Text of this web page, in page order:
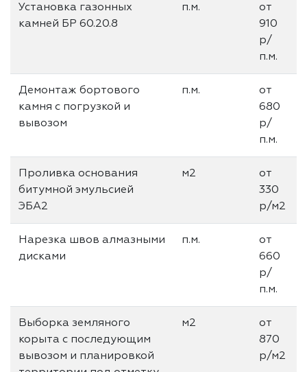
Установка газонных
камней БР 60.20.8
п.м.
от
910
р/
п.м.
Демонтаж бортового
камня с погрузкой и
вывозом
п.м.
от
680
р/
п.м.
Проливка основания
битумной эмульсией
ЭБА2
м2
от
330
р/м2
Нарезка швов алмазными
дисками
п.м.
от
660
р/
п.м.
Выборка земляного
корыта с последующим
вывозом и планировкой
м2
от
870
р/м2